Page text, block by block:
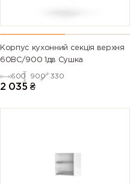
Корпус кухонний секцiя верхня
60ВС/900 1дв Сушка
600 900 330
2 035 ₴